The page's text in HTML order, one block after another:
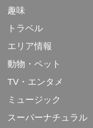
趣味
トラベル
エリア情報
動物・ペット
TV・エンタメ
ミュージック
スーパーナチュラル